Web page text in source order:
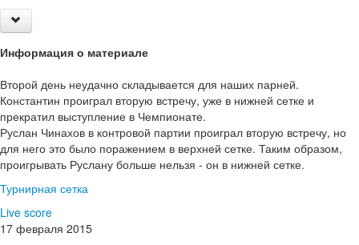
Информация о материале
Второй день неудачно складывается для наших парней.
Константин проиграл вторую встречу, уже в нижней сетке и
прекратил выступление в Чемпионате.
Руслан Чинахов в контровой партии проиграл вторую встречу, но
для него это было поражением в верхней сетке. Таким образом,
проигрывать Руслану больше нельзя - он в нижней сетке.
Турнирная сетка
Live score
17 февраля 2015